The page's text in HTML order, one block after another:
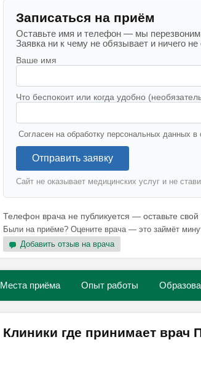
Записаться на приём
Оставьте имя и телефон — мы
Заявка ни к чему не обязывает и ничего не
Ваше имя
Что беспокоит или когда удобно
Согласен на обработку персональных данных в
Отправить заявку
Сайт не оказывает медицинских услуг и не
Телефон врача не публикуется — оставьте
Были на приёме? Оцените врача — это займёт
Добавить отзыв на врача
Места приёма Опыт работы
Клиники где принимает врач